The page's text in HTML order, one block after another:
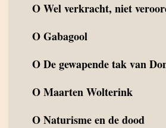
OWel verkracht, niet
OGabagool
ODe gewapende tak van
OMaarten Wolterink
ONaturisme en de dood